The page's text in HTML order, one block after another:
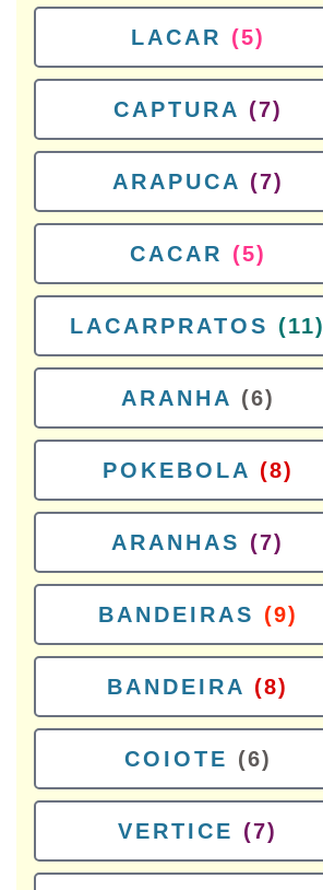
LACAR (5)
CAPTURA (7)
ARAPUCA (7)
CACAR (5)
LACARPRATOS (11)
ARANHA (6)
POKEBOLA (8)
ARANHAS (7)
BANDEIRAS (9)
BANDEIRA (8)
COIOTE (6)
VERTICE (7)